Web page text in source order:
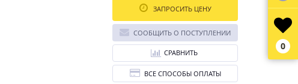
ЗАПРОСИТЬ ЦЕНУ
СООБЩИТЬ О ПОСТУПЛЕНИИ
СРАВНИТЬ
ВСЕ СПОСОБЫ ОПЛАТЫ
0